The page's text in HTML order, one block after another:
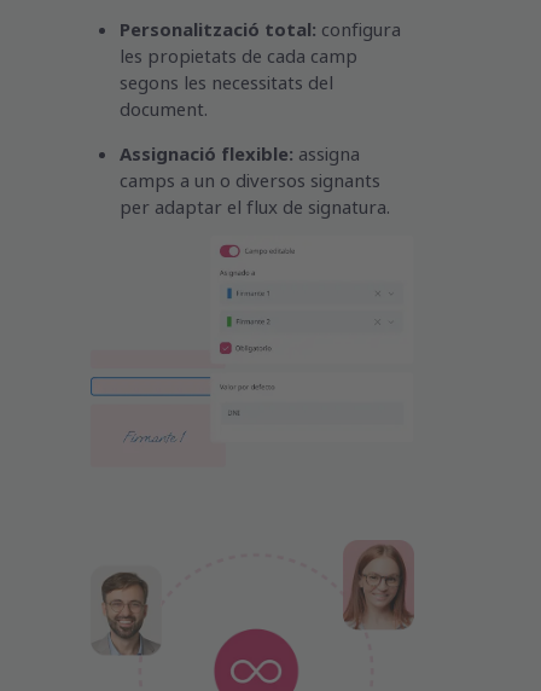
Personalització total: configura
les propietats de cada camp
segons les necessitats del
document.
Assignació flexible: assigna
camps a un o diversos signants
per adaptar el flux de signatura.